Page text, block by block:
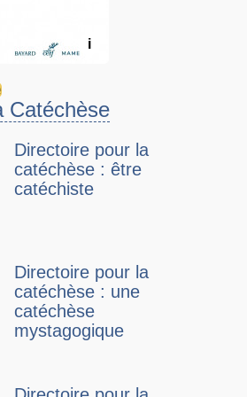
i
Catéchèse
Directoire pour la
catéchèse : être
catéchiste
Directoire pour la
catéchèse : une
catéchèse
mystagogique